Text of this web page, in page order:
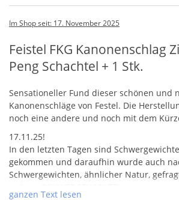
Im Shop seit: 17. November 2025
Feistel FKG Kanonenschlag
Peng Schachtel + 1 Stk.
Sensationeller Fund dieser schönen und
Kanonenschläge von Festel. Die
noch eine andere und noch mit dem
17.11.25!
In den letzten Tagen sind
gekommen und daraufhin wurde auch
Schwergewichten, ähnlicher Natur,
ganzen Text lesen